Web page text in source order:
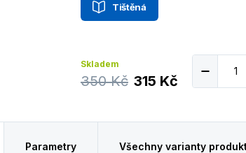
Tištěná
Skladem
350 Kč 315 Kč
Parametry Všechny varianty